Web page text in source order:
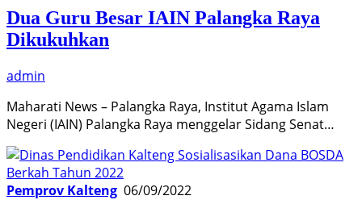
Dua Guru Besar IAIN Palangka Raya
Dikukuhkan
admin
Maharati News – Palangka Raya, Institut Agama Islam
Negeri (IAIN) Palangka Raya menggelar Sidang Senat…
Pemprov Kalteng 06/09/2022